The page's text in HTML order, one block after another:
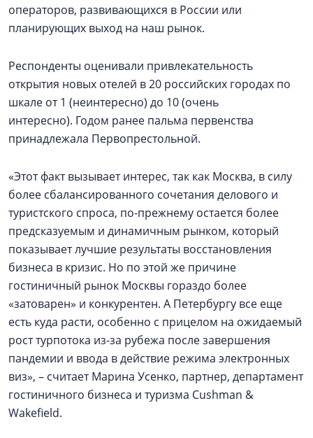
операторов, развивающихся в России или
планирующих выход на наш рынок.
Респонденты оценивали привлекательность
открытия новых отелей в 20 российских городах по
шкале от 1 (неинтересно) до 10 (очень
интересно). Годом ранее пальма первенства
принадлежала Первопрестольной.
«Этот факт вызывает интерес, так как Москва, в силу
более сбалансированного сочетания делового и
туристского спроса, по-прежнему остается более
предсказуемым и динамичным рынком, который
показывает лучшие результаты восстановления
бизнеса в кризис. Но по этой же причине
гостиничный рынок Москвы гораздо более
«затоварен» и конкурентен. А Петербургу все еще
есть куда расти, особенно с прицелом на ожидаемый
рост турпотока из-за рубежа после завершения
пандемии и ввода в действие режима электронных
виз», – считает Марина Усенко, партнер, департамент
гостиничного бизнеса и туризма Cushman &
Wakefield.